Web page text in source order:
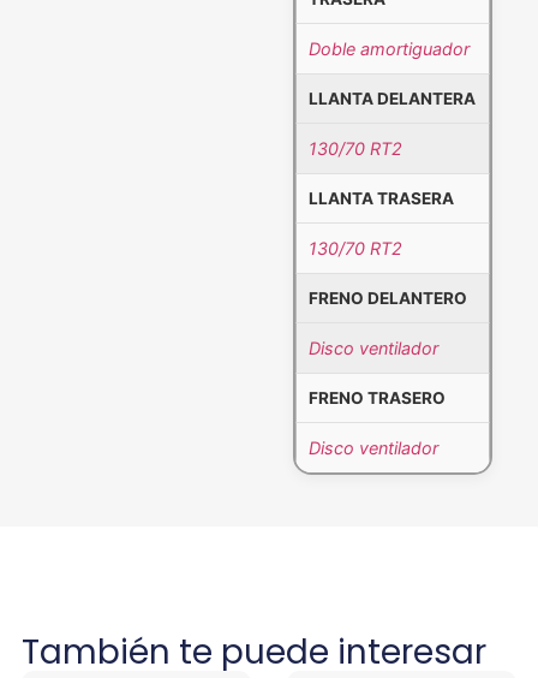
Doble amortiguador
LLANTA DELANTERA
130/70 RT2
LLANTA TRASERA
130/70 RT2
FRENO DELANTERO
Disco ventilador
FRENO TRASERO
Disco ventilador
También te puede interesar